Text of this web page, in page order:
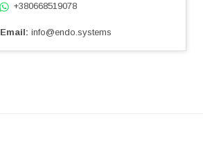
+380668519078
Email info@endo.systems